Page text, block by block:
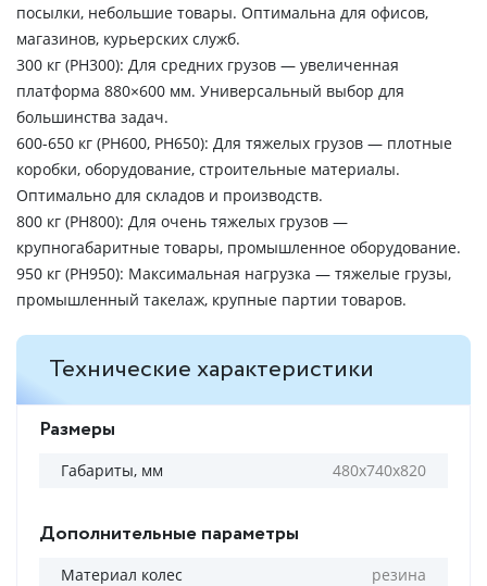
посылки, небольшие товары. Оптимальна для офисов,
магазинов, курьерских служб.
300 кг (PH300): Для средних грузов — увеличенная
платформа 880×600 мм. Универсальный выбор для
большинства задач.
600-650 кг (PH600, PH650): Для тяжелых грузов — плотные
коробки, оборудование, строительные материалы.
Оптимально для складов и производств.
800 кг (PH800): Для очень тяжелых грузов —
крупногабаритные товары, промышленное оборудование.
950 кг (PH950): Максимальная нагрузка — тяжелые грузы,
промышленный такелаж, крупные партии товаров.
Технические характеристики
Размеры
Габариты, мм 480x740x820
Дополнительные параметры
Материал колес
резина